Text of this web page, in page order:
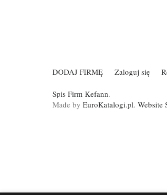
DODAJ FIRMĘ Zaloguj się
Spis Firm Kefann.
Made by EuroKatalogi.pl. Website